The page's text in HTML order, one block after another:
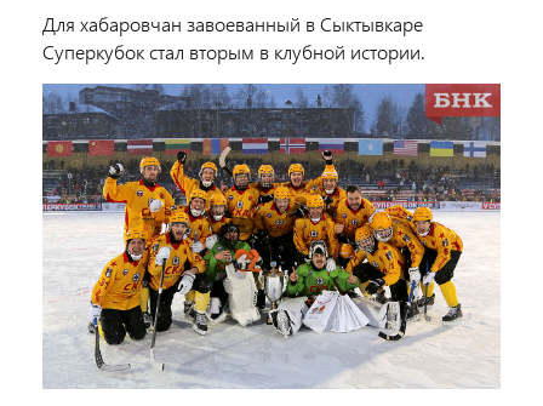
Для хабаровчан завоеванный в Сыктывкаре
Суперкубок стал вторым в клубной истории.